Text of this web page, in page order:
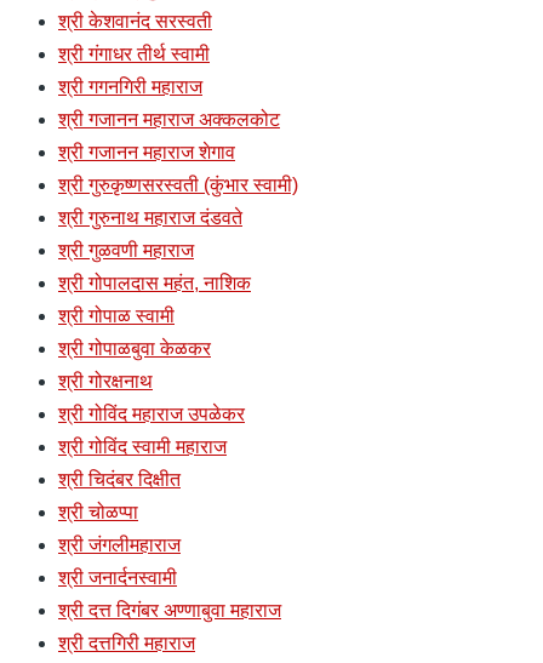
श्री केशवानंद सरस्वती
श्री गंगाधर तीर्थ स्वामी
श्री गगनगिरी महाराज
श्री गजानन महाराज अक्कलकोट
श्री गजानन महाराज शेगाव
श्री गुरुकृष्णसरस्वती (कुंभार स्वामी)
श्री गुरुनाथ महाराज दंडवते
श्री गुळवणी महाराज
श्री गोपालदास महंत, नाशिक
श्री गोपाळ स्वामी
श्री गोपाळबुवा केळकर
श्री गोरक्षनाथ
श्री गोविंद महाराज उपळेकर
श्री गोविंद स्वामी महाराज
श्री चिदंबर दिक्षीत
श्री चोळप्पा
श्री जंगलीमहाराज
श्री जनार्दनस्वामी
श्री दत्त दिगंबर अण्णाबुवा महाराज
श्री दत्तगिरी महाराज